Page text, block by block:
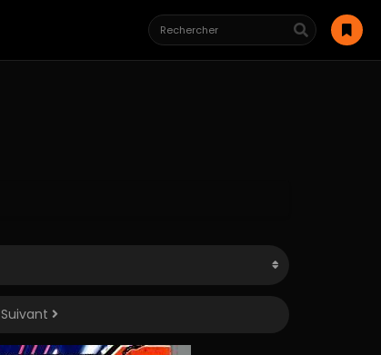
Suivant